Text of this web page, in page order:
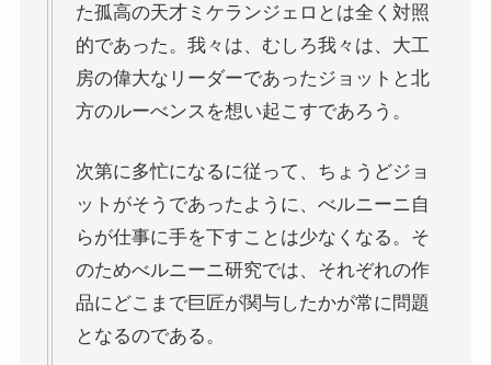
た孤高の天才ミケランジェロとは全く対照
的であった。我々は、むしろ我々は、大工
房の偉大なリーダーであったジョットと北
方のルーべンスを想い起こすであろう。
次第に多忙になるに従って、ちょうどジョ
ットがそうであったように、べルニーニ自
らが仕事に手を下すことは少なくなる。そ
のためべルニーニ研究では、それぞれの作
品にどこまで巨匠が関与したかが常に問題
となるのである。